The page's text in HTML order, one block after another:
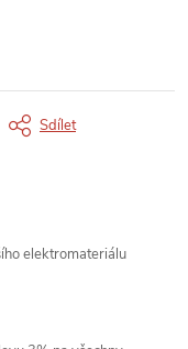
Sdílet
elektromateriálu